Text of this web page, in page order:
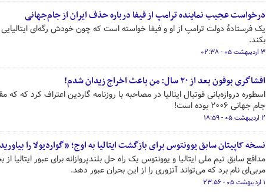
درخواست عجیب نماینده ترامپ از فیفا درباره حذف ایران از جام‌جهانی
یک فرستادۀ دولت ترامپ از او و فیفا خواسته است که چون خودش رگه‌ای ایتالیایی
بکند.
۳ اردیبهشت ۰۵ - ۰۲:۳۸
افشاگری بوفون بعد از ۲۰ سال: من باعث اخراج زیدان شدم!
اسطوره دروازه‌بانی فوتبال ایتالیا در مصاحبه‌ با روزنامه گاردین اعتراف کرد که
جام جهانی ۲۰۰۶ بوده است!
۲ اردیبهشت ۰۵ - ۱۸:۵۹
نسخه کاپیتان سابق یوونتوس برای بازگشت ایتالیا به اوج؛ «گواردیولا را
مدافع سابق تیم ملی ایتالیا و یوونتوس یک راه حل بلندپروازانه برای عبور ایتالیا از
مربی‌ای نام برد که می‌تواند آتزوری را از این بحران عبور دهد.
۱ اردیبهشت ۰۵ - ۲۳:۵۶